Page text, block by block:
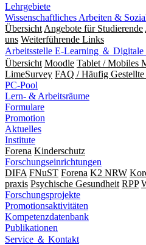
Lehrgebiete
Wissenschaftliches Arbeiten &
Übersicht Angebote für Studierende
uns Weiterführende Links
Arbeitsstelle E-Learning ＆ Digitale
Übersicht Moodle Tablet / Mobiles
LimeSurvey FAQ / Häufig Gestellte
PC-Pool
Lern- & Arbeitsräume
Formulare
Promotion
Aktuelles
Institute
Forena Kinderschutz
Forschungseinrichtungen
DIFA FNuST Forena K2 NRW
praxis Psy­chische Gesund­heit RPP
Forschungsprojekte
Promotionsaktivitäten
Kompetenzdatenbank
Publikationen
Service ＆ Kontakt